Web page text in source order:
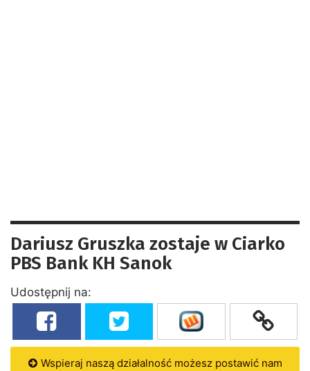
Dariusz Gruszka zostaje w Ciarko
PBS Bank KH Sanok
Udostępnij na:
Wspieraj naszą działalność możesz postawić nam